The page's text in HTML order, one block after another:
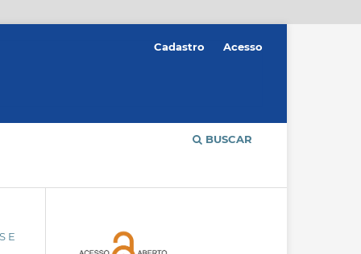
BUSCAR
Cadastro Acesso
E